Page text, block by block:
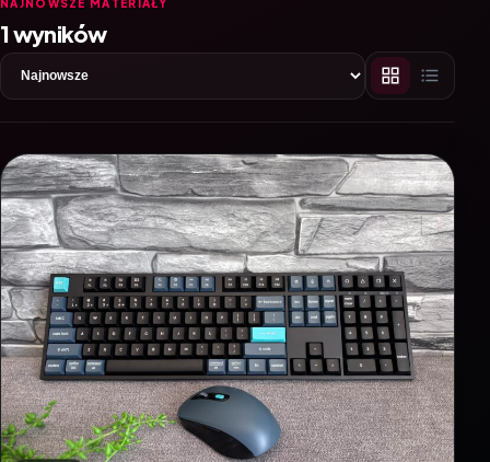
NAJNOWSZE MATERIAŁY
1 wyników